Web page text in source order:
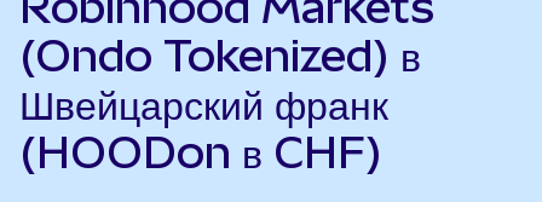
(Ondo Tokenized) в
Швейцарский франк
(HOODon в CHF)